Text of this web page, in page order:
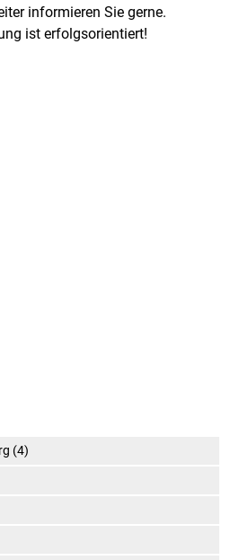
informieren Sie gerne.
ist erfolgsorientiert!
(4)